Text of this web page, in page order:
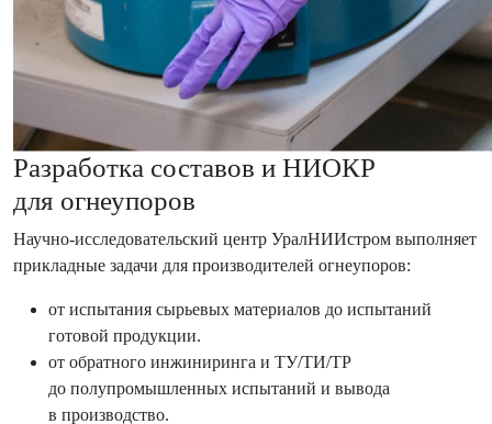
Разработка составов и НИОКР
для огнеупоров
Научно-исследовательский центр УралНИИстром выполняет
прикладные задачи для производителей огнеупоров:
от испытания сырьевых материалов до испытаний
готовой продукции.
от обратного инжиниринга и ТУ/ТИ/ТР
до полупромышленных испытаний и вывода
в производство.